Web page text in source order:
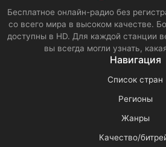
Бесплатное онлайн-радио без
со всего мира в высоком качестве.
доступны в HD. Для каждой станции
вы всегда могли узнать,
Навигация
Список стран
Регионы
Жанры
Качество/